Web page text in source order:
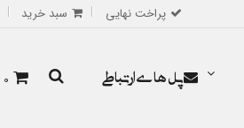
پراخت نهایی سبد خرید
0 پل های ارتباطی